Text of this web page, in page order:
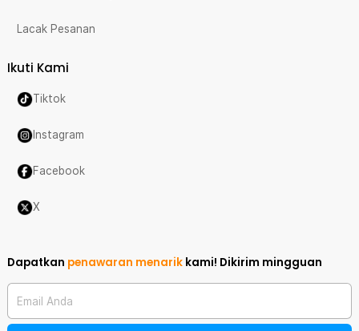
Lacak Pesanan
Ikuti Kami
Tiktok
Instagram
Facebook
X
Dapatkan penawaran menarik kami! Dikirim mingguan
Email Anda